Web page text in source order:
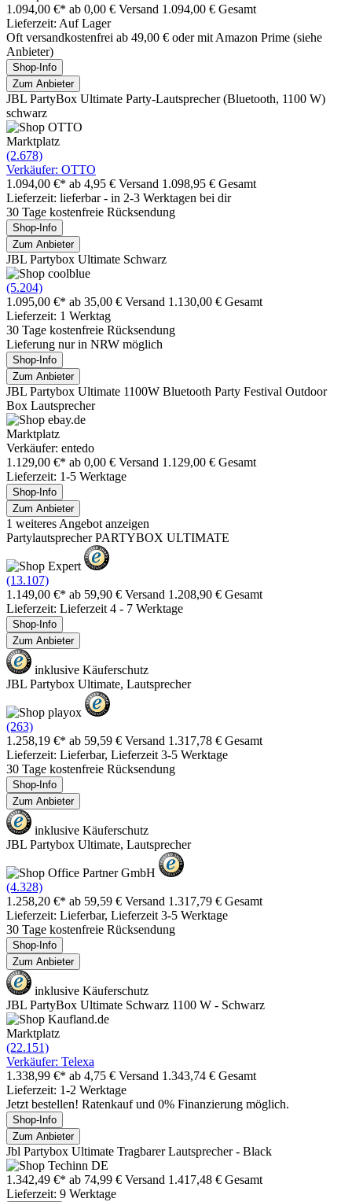
1.094,00 €* ab 0,00 € Versand 1.094,00 € Gesamt
Lieferzeit: Auf Lager
Oft versandkostenfrei ab 49,00 € oder mit Amazon Prime (siehe
Anbieter)
Shop-Info
Zum Anbieter
JBL PartyBox Ultimate Party-Lautsprecher (Bluetooth, 1100 W)
schwarz
Marktplatz
(2.678)
Verkäufer: OTTO
1.094,00 €* ab 4,95 € Versand 1.098,95 € Gesamt
Lieferzeit: lieferbar - in 2-3 Werktagen bei dir
30 Tage kostenfreie Rücksendung
Shop-Info
Zum Anbieter
JBL Partybox Ultimate Schwarz
(5.204)
1.095,00 €* ab 35,00 € Versand 1.130,00 € Gesamt
Lieferzeit: 1 Werktag
30 Tage kostenfreie Rücksendung
Lieferung nur in NRW möglich
Shop-Info
Zum Anbieter
JBL Partybox Ultimate 1100W Bluetooth Party Festival Outdoor
Box Lautsprecher
Marktplatz
Verkäufer: entedo
1.129,00 €* ab 0,00 € Versand 1.129,00 € Gesamt
Lieferzeit: 1-5 Werktage
Shop-Info
Zum Anbieter
1 weiteres Angebot anzeigen
Partylautsprecher PARTYBOX ULTIMATE
(13.107)
1.149,00 €* ab 59,90 € Versand 1.208,90 € Gesamt
Lieferzeit: Lieferzeit 4 - 7 Werktage
Shop-Info
Zum Anbieter
inklusive Käuferschutz
JBL Partybox Ultimate, Lautsprecher
(263)
1.258,19 €* ab 59,59 € Versand 1.317,78 € Gesamt
Lieferzeit: Lieferbar, Lieferzeit 3-5 Werktage
30 Tage kostenfreie Rücksendung
Shop-Info
Zum Anbieter
inklusive Käuferschutz
JBL Partybox Ultimate, Lautsprecher
(4.328)
1.258,20 €* ab 59,59 € Versand 1.317,79 € Gesamt
Lieferzeit: Lieferbar, Lieferzeit 3-5 Werktage
30 Tage kostenfreie Rücksendung
Shop-Info
Zum Anbieter
inklusive Käuferschutz
JBL PartyBox Ultimate Schwarz 1100 W - Schwarz
Marktplatz
(22.151)
Verkäufer: Telexa
1.338,99 €* ab 4,75 € Versand 1.343,74 € Gesamt
Lieferzeit: 1-2 Werktage
Jetzt bestellen! Ratenkauf und 0% Finanzierung möglich.
Shop-Info
Zum Anbieter
Jbl Partybox Ultimate Tragbarer Lautsprecher - Black
1.342,49 €* ab 74,99 € Versand 1.417,48 € Gesamt
Lieferzeit: 9 Werktage